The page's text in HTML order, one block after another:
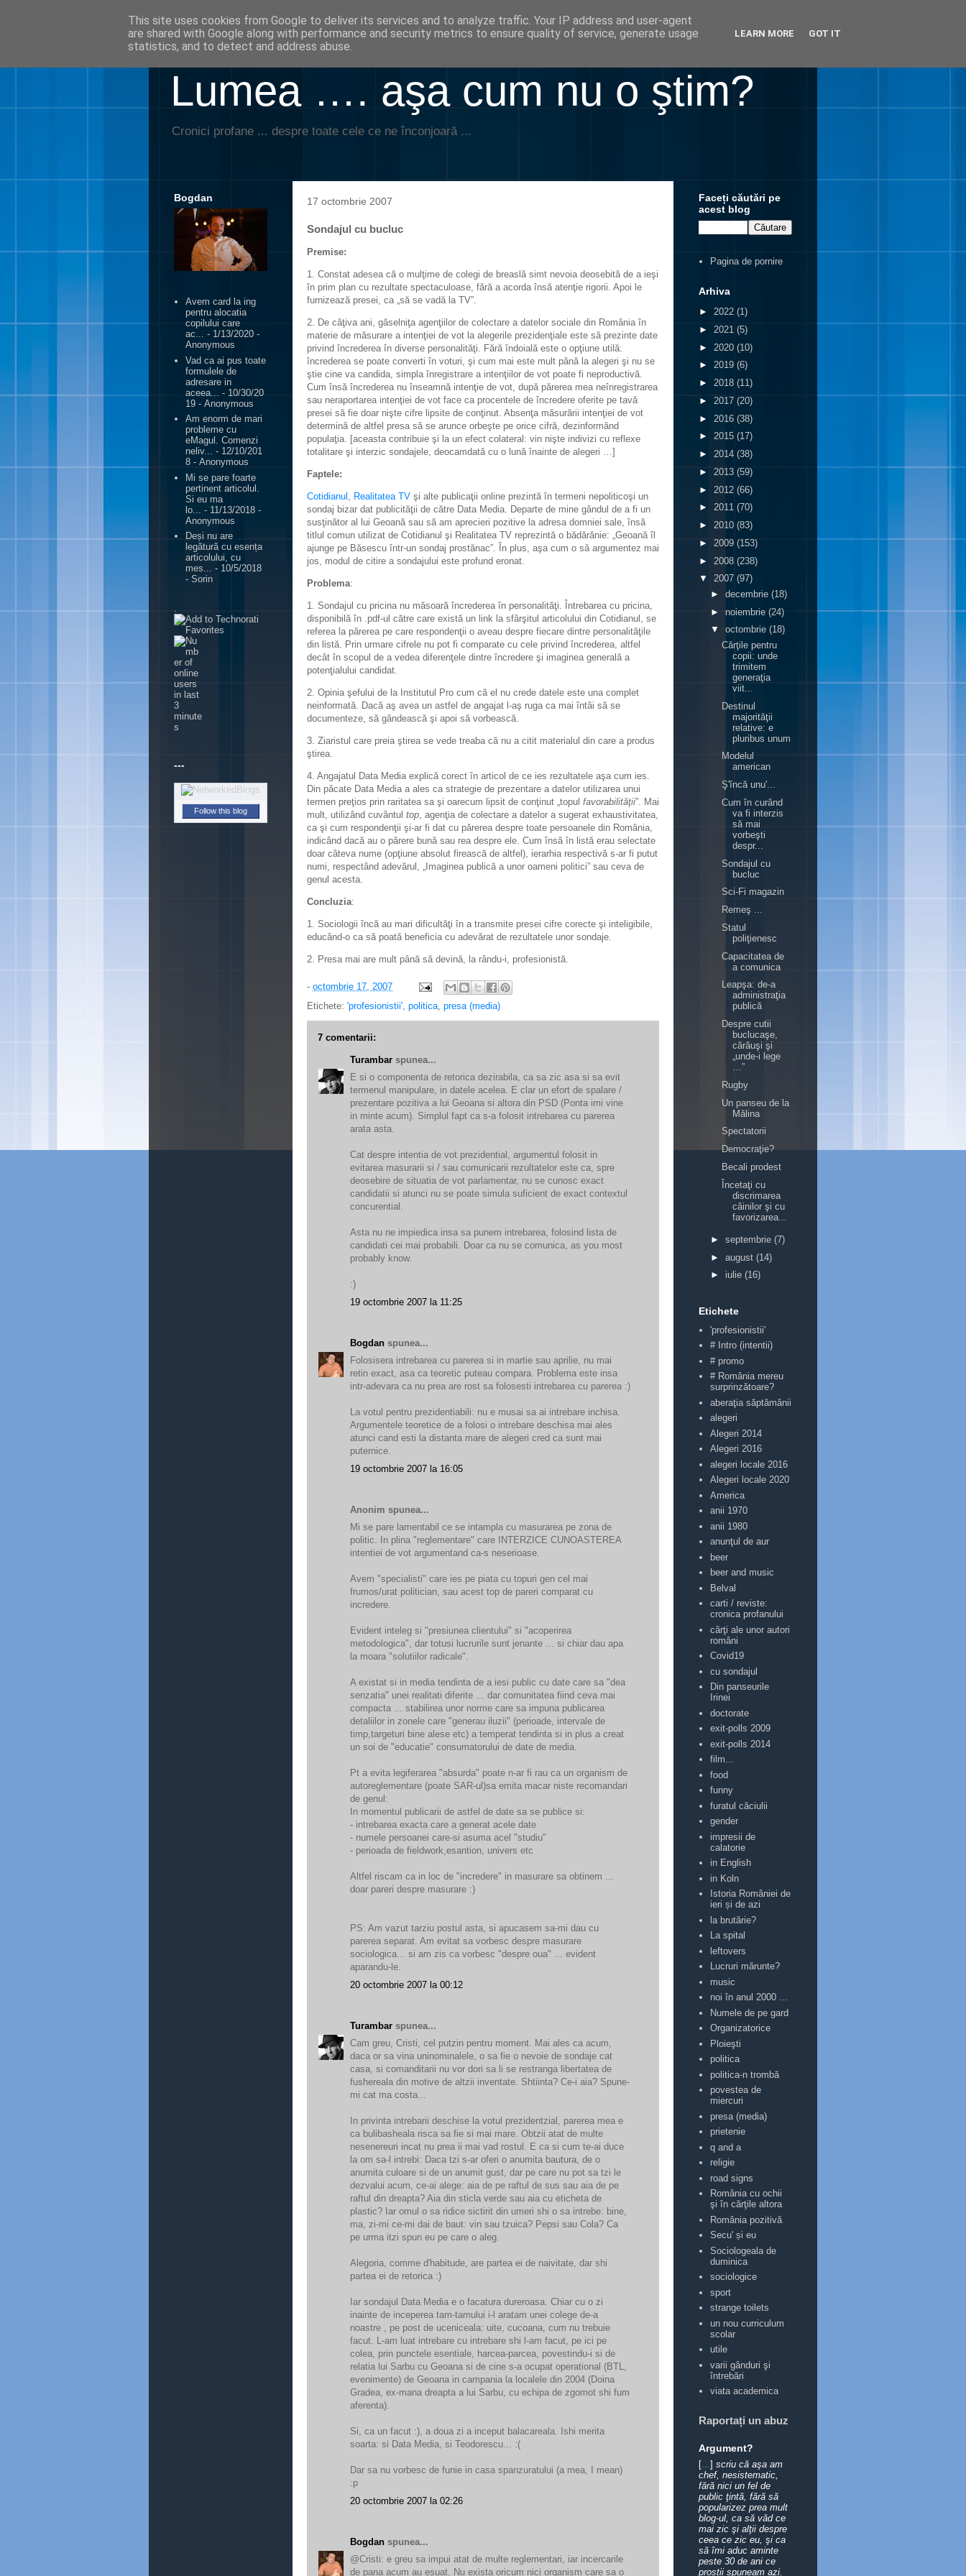
Lumea …. aşa cum nu o ştim?
Cronici profane ... despre toate cele ce ne înconjoară ...
17 octombrie 2007
Sondajul cu bucluc
Premise:
1. Constat adesea că o mulţime de colegi de breaslă simt nevoia deosebită de a ieşi
în prim plan cu rezultate spectaculoase, fără a acorda însă atenţie rigorii. Apoi le
furnizează presei, ca „să se vadă la TV”.
2. De câţiva ani, găselniţa agenţiilor de colectare a datelor sociale din România în
materie de măsurare a intenţiei de vot la alegerile prezidenţiale este să prezinte date
privind încrederea în diverse personalităţi. Fără îndoială este o opţiune utilă:
încrederea se poate converti în voturi, şi cum mai este mult până la alegeri şi nu se
ştie cine va candida, simpla înregistrare a intenţiilor de vot poate fi neproductivă.
Cum însă încrederea nu înseamnă intenţie de vot, după părerea mea neînregistrarea
sau neraportarea intenţiei de vot face ca procentele de încredere oferite pe tavă
presei să fie doar nişte cifre lipsite de conţinut. Absenţa măsurării intenţiei de vot
determină de altfel presa să se arunce orbeşte pe orice cifră, dezinformând
populaţia. [aceasta contribuie şi la un efect colateral: vin nişte indivizi cu reflexe
totalitare şi interzic sondajele, deocamdată cu o lună înainte de alegeri …]
Faptele:
Cotidianul , Realitatea TV şi alte publicaţii online prezintă în termeni nepoliticoşi un
sondaj bizar dat publicităţii de către Data Media. Departe de mine gândul de a fi un
susţinător al lui Geoană sau să am aprecieri pozitive la adresa domniei sale, însă
titlul comun utilizat de Cotidianul şi Realitatea TV reprezintă o bădărănie: „Geoană îl
ajunge pe Băsescu într-un sondaj prostănac”. În plus, aşa cum o să argumentez mai
jos, modul de citire a sondajului este profund eronat.
Problema:
1. Sondajul cu pricina nu măsoară încrederea în personalităţi. Întrebarea cu pricina,
disponibilă în .pdf-ul către care există un link la sfârşitul articolului din Cotidianul, se
referea la părerea pe care respondenţii o aveau despre fiecare dintre personalităţile
din listă. Prin urmare cifrele nu pot fi comparate cu cele privind încrederea, altfel
decât în scopul de a vedea diferenţele dintre încredere şi imaginea generală a
potenţialului candidat.
2. Opinia şefului de la Institutul Pro cum că el nu crede datele este una complet
neinformată. Dacă aş avea un astfel de angajat l-aş ruga ca mai întâi să se
documenteze, să gândească şi apoi să vorbească.
3. Ziaristul care preia ştirea se vede treaba că nu a citit materialul din care a produs
ştirea.
4. Angajatul Data Media explică corect în articol de ce ies rezultatele aşa cum ies.
Din păcate Data Media a ales ca strategie de prezentare a datelor utilizarea unui
termen preţios prin raritatea sa şi oarecum lipsit de conţinut „topul favorabilităţii”. Mai
mult, utilizând cuvântul top, agenţia de colectare a datelor a sugerat exhaustivitatea,
ca şi cum respondenţii şi-ar fi dat cu părerea despre toate persoanele din România,
indicând dacă au o părere bună sau rea despre ele. Cum însă în listă erau selectate
doar câteva nume (opţiune absolut firească de altfel), ierarhia respectivă s-ar fi putut
numi, respectând adevărul, „Imaginea publică a unor oameni politici” sau ceva de
genul acesta.
Concluzia:
1. Sociologii încă au mari dificultăţi în a transmite presei cifre corecte şi inteligibile,
educând-o ca să poată beneficia cu adevărat de rezultatele unor sondaje.
2. Presa mai are mult până să devină, la rându-i, profesionistă.
- octombrie 17, 2007
Etichete: 'profesionistii' politica presa (media)
7 comentarii:
Turambar spunea...
E si o componenta de retorica dezirabila, ca sa zic asa si sa evit
termenul manipulare, in datele acelea. E clar un efort de spalare /
prezentare pozitiva a lui Geoana si altora din PSD (Ponta imi vine
in minte acum). Simplul fapt ca s-a folosit intrebarea cu parerea
arata asta.
Cat despre intentia de vot prezidential, argumentul folosit in
evitarea masurarii si / sau comunicarii rezultatelor este ca, spre
deosebire de situatia de vot parlamentar, nu se cunosc exact
candidatii si atunci nu se poate simula suficient de exact contextul
concurential.
Asta nu ne impiedica insa sa punem intrebarea, folosind lista de
candidati cei mai probabili. Doar ca nu se comunica, as you most
probably know.
:)
19 octombrie 2007 la 11:25
Bogdan spunea...
Folosisera intrebarea cu parerea si in martie sau aprilie, nu mai
retin exact, asa ca teoretic puteau compara. Problema este insa
intr-adevara ca nu prea are rost sa folosesti intrebarea cu parerea :)
La votul pentru prezidentiabili: nu e musai sa ai intrebare inchisa.
Argumentele teoretice de a folosi o intrebare deschisa mai ales
atunci cand esti la distanta mare de alegeri cred ca sunt mai
puternice.
19 octombrie 2007 la 16:05
Anonim spunea...
Mi se pare lamentabil ce se intampla cu masurarea pe zona de
politic. In plina "reglementare" care INTERZICE CUNOASTEREA
intentiei de vot argumentand ca-s neserioase.
Avem "specialisti" care ies pe piata cu topuri gen cel mai
frumos/urat politician, sau acest top de pareri comparat cu
incredere.
Evident inteleg si "presiunea clientului" si "acoperirea
metodologica", dar totusi lucrurile sunt jenante ... si chiar dau apa
la moara "solutiilor radicale".
A existat si in media tendinta de a iesi public cu date care sa "dea
senzatia" unei realitati diferite ... dar comunitatea fiind ceva mai
compacta ... stabilirea unor norme care sa impuna publicarea
detaliilor in zonele care "generau iluzii" (perioade, intervale de
timp,targeturi bine alese etc) a temperat tendinta si in plus a creat
un soi de "educatie" consumatorului de date de media.
Pt a evita legiferarea "absurda" poate n-ar fi rau ca un organism de
autoreglementare (poate SAR-ul)sa emita macar niste recomandari
de genul:
In momentul publicarii de astfel de date sa se publice si:
- intrebarea exacta care a generat acele date
- numele persoanei care-si asuma acel "studiu"
- perioada de fieldwork,esantion, univers etc
Altfel riscam ca in loc de "incredere" in masurare sa obtinem ...
doar pareri despre masurare :)
PS: Am vazut tarziu postul asta, si apucasem sa-mi dau cu
parerea separat. Am evitat sa vorbesc despre masurare
sociologica... si am zis ca vorbesc "despre oua" ... evident
aparandu-le.
20 octombrie 2007 la 00:12
Turambar spunea...
Cam greu, Cristi, cel putzin pentru moment. Mai ales ca acum,
daca or sa vina uninominalele, o sa fie o nevoie de sondaje cat
casa, si comanditarii nu vor dori sa li se restranga libertatea de
fushereala din motive de altzii inventate. Shtiinta? Ce-i aia? Spune-
mi cat ma costa...
In privinta intrebarii deschise la votul prezidentzial, parerea mea e
ca bulibasheala risca sa fie si mai mare. Obtzii atat de multe
nesenereuri incat nu prea ii mai vad rostul. E ca si cum te-ai duce
la om sa-l intrebi: Daca tzi s-ar oferi o anumita bautura, de o
anumita culoare si de un anumit gust, dar pe care nu pot sa tzi le
dezvalui acum, ce-ai alege: aia de pe raftul de sus sau aia de pe
raftul din dreapta? Aia din sticla verde sau aia cu eticheta de
plastic? Iar omul o sa ridice sictirit din umeri shi o sa intrebe: bine,
ma, zi-mi ce-mi dai de baut: vin sau tzuica? Pepsi sau Cola? Ca
pe urma itzi spun eu pe care o aleg.
Alegoria, comme d'habitude, are partea ei de naivitate, dar shi
partea ei de retorica :)
Iar sondajul Data Media e o facatura dureroasa. Chiar cu o zi
inainte de inceperea tam-tamului i-l aratam unei colege de-a
noastre , pe post de uceniceala: uite, cucoana, cum nu trebuie
facut. L-am luat intrebare cu intrebare shi l-am facut, pe ici pe
colea, prin punctele esentiale, harcea-parcea, povestindu-i si de
relatia lui Sarbu cu Geoana si de cine s-a ocupat operational (BTL,
evenimente) de Geoana in campania la localele din 2004 (Doina
Gradea, ex-mana dreapta a lui Sarbu, cu echipa de zgomot shi fum
aferenta).
Si, ca un facut :), a doua zi a inceput balacareala. Ishi merita
soarta: si Data Media, si Teodorescu... :(
Dar sa nu vorbesc de funie in casa spanzuratului (a mea, I mean)
:p
20 octombrie 2007 la 02:26
Bogdan spunea...
@Cristi: e greu sa impui atat de multe reglementari, iar incercarile
de pana acum au esuat. Nu exista oricum nici organism care sa o
Bogdan
Avem card la ing
pentru alocatia
copilului care
ac... - 1/13/2020 -
Anonymous
Vad ca ai pus toate
formulele de
adresare in
aceea...
- 10/30/20
19 - Anonymous
Am enorm de mari
probleme cu
eMagul. Comenzi
neliv... - 12/10/201
8 - Anonymous
Mi se pare foarte
pertinent articolul.
Si eu ma
lo...
- 11/13/2018 -
Anonymous
Deși nu are
legătură cu esența
articolului, cu
mes... - 10/5/2018
- Sorin
---
Follow this blog
Faceți căutări pe
acest blog
Pagina de pornire
Arhiva
► 2022 (1)
► 2021 (5)
► 2020 (10)
► 2019 (6)
► 2018 (11)
► 2017 (20)
► 2016 (38)
► 2015 (17)
► 2014 (38)
► 2013 (59)
► 2012 (66)
► 2011 (70)
► 2010 (83)
► 2009 (153)
► 2008 (238)
▼ 2007 (97)
► decembrie (18)
► noiembrie (24)
▼ octombrie (18)
Cărţile pentru
copii: unde
trimitem
generaţia
viit...
Destinul
majorităţii
relative: e
pluribus unum
Modelul
american
Ş'încă unu'...
Cum în curând
va fi interzis
să mai
vorbeşti
despr...
Sondajul cu
bucluc
Sci-Fi magazin
Remeş ...
Statul
poliţienesc
Capacitatea de
a comunica
Leapşa: de-a
administraţia
publică
Despre cutii
buclucaşe,
cărăuşi şi
„unde-i lege
…”
Rugby
Un panseu de la
Mălina
Spectatorii
Democraţie?
Becali prodest
Încetaţi cu
discrimarea
câinilor şi cu
favorizarea...
► septembrie (7)
► august (14)
► iulie (16)
Etichete
'profesionistii'
# Intro (intentii)
# promo
# România mereu
surprinzătoare?
aberaţia săptămânii
alegeri
Alegeri 2014
Alegeri 2016
alegeri locale 2016
Alegeri locale 2020
America
anii 1970
anii 1980
anunţul de aur
beer
beer and music
Belval
carti / reviste:
cronica profanului
cărţi ale unor autori
români
Covid19
cu sondajul
Din panseurile
Irinei
doctorate
exit-polls 2009
exit-polls 2014
film...
food
funny
furatul căciulii
gender
impresii de
calatorie
in English
in Koln
Istoria României de
ieri și de azi
la brutărie?
La spital
leftovers
Lucruri mărunte?
music
noi în anul 2000 ...
Numele de pe gard
Organizatorice
Ploieşti
politica
politica-n trombă
povestea de
miercuri
presa (media)
prietenie
q and a
religie
road signs
România cu ochii
şi în cărţile altora
România pozitivă
Secu' și eu
Sociologeala de
duminica
sociologice
sport
strange toilets
un nou curriculum
scolar
utile
varii gânduri şi
întrebări
viata academica
Raportați un abuz
Argument?
[...] scriu că aşa am
chef, nesistematic,
fără nici un fel de
public ţintă, fără să
popularizez prea mult
blog-ul, ca să văd ce
mai zic şi alţii despre
ceea ce zic eu, şi ca
să îmi aduc aminte
peste 30 de ani ce
prostii spuneam azi.
This site uses cookies from Google to deliver its services and to analyze traffic. Your IP address and user-agent
are shared with Google along with performance and security metrics to ensure quality of service, generate usage
statistics, and to detect and address abuse.
LEARN MORE GOT IT